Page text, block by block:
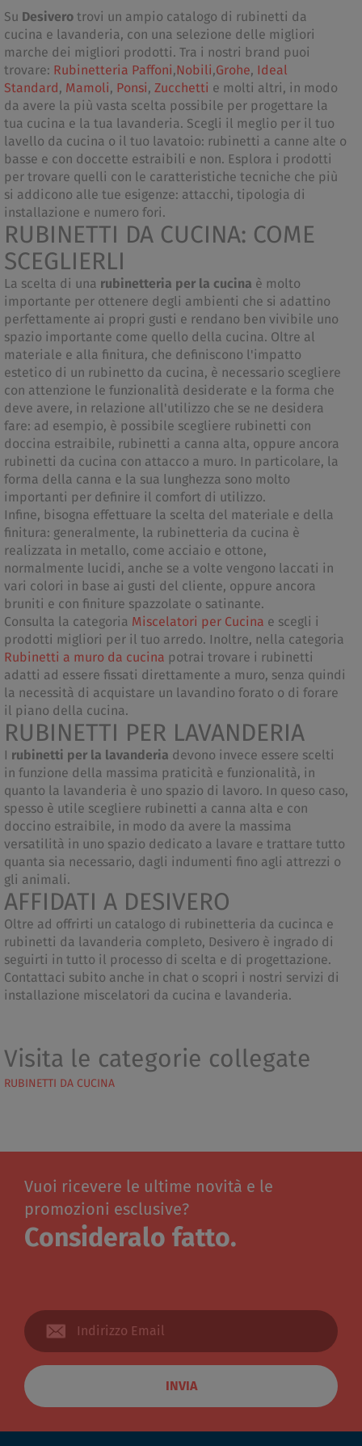
Su Desiverotrovi un ampio catalogo di rubinetti da
cucina e lavanderia, con una selezione delle migliori
marche dei migliori prodotti. Tra i nostri brand puoi
trovare: Rubinetteria Paffoni,Nobili,Grohe, Ideal
Standard, Mamoli, Ponsi, Zucchetti e molti altri, in modo
da avere la più vasta scelta possibile per progettare la
tua cucina e la tua lavanderia. Scegli il meglio per il tuo
lavello da cucina o il tuo lavatoio: rubinetti a canne alte o
basse e con doccette estraibili e non. Esplora i prodotti
per trovare quelli con le caratteristiche tecniche che più
si addicono alle tue esigenze: attacchi, tipologia di
installazione e numero fori.
RUBINETTI DA CUCINA: COME
SCEGLIERLI
La scelta di una rubinetteria per la cucina è molto
importante per ottenere degli ambienti che si adattino
perfettamente ai propri gusti e rendano ben vivibile uno
spazio importante come quello della cucina. Oltre al
materiale e alla finitura, che definiscono l'impatto
estetico di un rubinetto da cucina, è necessario scegliere
con attenzione le funzionalità desiderate e la forma che
deve avere, in relazione all'utilizzo che se ne desidera
fare: ad esempio, è possibile scegliere rubinetti con
doccina estraibile, rubinetti a canna alta, oppure ancora
rubinetti da cucina con attacco a muro. In particolare, la
forma della canna e la sua lunghezza sono molto
importanti per definire il comfort di utilizzo.
Infine, bisogna effettuare la scelta del materiale e della
finitura: generalmente, la rubinetteria da cucina è
realizzata in metallo, come acciaio e ottone,
normalmente lucidi, anche se a volte vengono laccati in
vari colori in base ai gusti del cliente, oppure ancora
bruniti e con finiture spazzolate o satinante.
Consulta la categoria Miscelatori per Cucina e scegli i
prodotti migliori per il tuo arredo. Inoltre, nella categoria
Rubinetti a muro da cucina potrai trovare i rubinetti
adatti ad essere fissati direttamente a muro, senza quindi
la necessità di acquistare un lavandino forato o di forare
il piano della cucina.
RUBINETTI PER LAVANDERIA
I rubinetti per la lavanderia devono invece essere scelti
in funzione della massima praticità e funzionalità, in
quanto la lavanderia è uno spazio di lavoro. In queso caso,
spesso è utile scegliere rubinetti a canna alta e con
doccino estraibile, in modo da avere la massima
versatilità in uno spazio dedicato a lavare e trattare tutto
quanta sia necessario, dagli indumenti fino agli attrezzi o
gli animali.
AFFIDATI A DESIVERO
Oltre ad offrirti un catalogo di rubinetteria da cucinca e
rubinetti da lavanderia completo, Desivero è ingrado di
seguirti in tutto il processo di scelta e di progettazione.
Contattaci subito anche in chat o scopri i nostri servizi di
installazione miscelatori da cucina e lavanderia.
Visita le categorie collegate
RUBINETTI DA CUCINA
Vuoi ricevere le ultime novità e le
promozioni esclusive?
Consideralo fatto.
INVIA